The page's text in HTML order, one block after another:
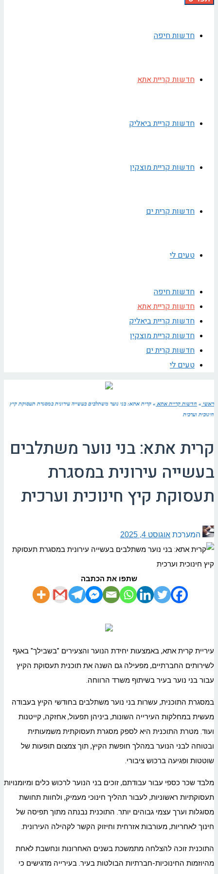
חדשות חיפה
חדשות קריית אתא
חדשות קריית ביאליק
חדשות קריית מוצקין
חדשות קרית ים
טעים לי
חדשות חיפה
חדשות קריית אתא
חדשות קריית ביאליק
חדשות קריית מוצקין
חדשות קרית ים
טעים לי
ראשי » חדשות קריית אתא » קרית אתא: בני נוער משתלבים בעשייה עירונית במסגרת תעסוקת קיץ
חינוכית וערכית
קרית אתא: בני נוער משתלבים
בעשייה עירונית במסגרת
תעסוקת קיץ חינוכית וערכית
המערכת אוגוסט 4, 2025
שתפו את הכתבה
עיריית קרית אתא, באמצעות יחידת הנוער והצעירים "בשבילך" באגף
לשירותים החברתיים, מפעילה גם השנה את תוכנית תעסוקת הקיץ
עבור בני נוער בעיר בשיתוף משרד הרווחה.
במסגרת התוכנית, עשרות בני נוער משתלבים בחודשי הקיץ בעבודה
מעשית במחלקות העירייה השונות, ביניהן תפעול, אחזקה, קייטנות
ועוד. מטרת התוכנית היא לספק מסגרת תעסוקתית משמעותית
ובטוחה לבני הנוער במהלך חופשת הקיץ, תוך צמצום תופעות של
שוטטות ופגיעה ברכוש ציבורי.
מלבד שכר כספי עבור עבודתם, זוכים בני הנוער לרכוש כלים ומיומנויות
תעסוקתיות ראשוניות, לעבור תהליך חינוכי מעמיק, ולחוות תחושת
מסוגלות וערך עצמי גבוהים יותר. התוכנית נבנתה מתוך תפיסה של
חינוך לאחריות, מעורבות אזרחית וחיזוק הקשר לקהילה העירונית.
התוכנית זוכה להצלחה מתמשכת בשנים האחרונות ונחשבת לאחת
מהיוזמות החינוכיות-חברתיות הבולטות בעיר. בעירייה מדגישים כי